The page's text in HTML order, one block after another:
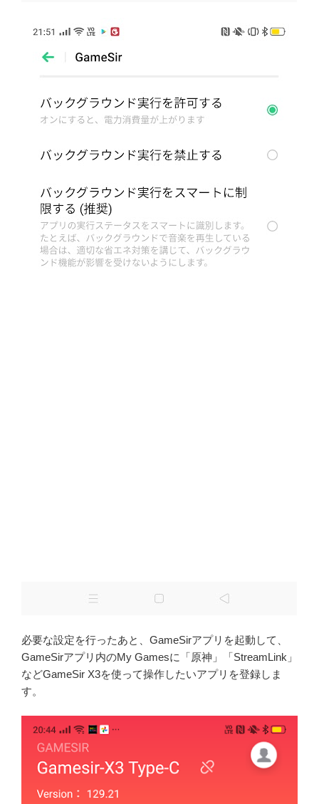
必要な設定を行ったあと、GameSirアプリを起動して、
GameSirアプリ内のMy Gamesに「原神」「StreamLink」
などGameSir X3を使って操作したいアプリを登録しま
す。